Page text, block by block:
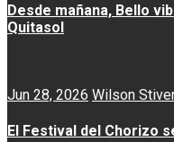
Desde mañana, Bello
Quitasol
Jun 28, 2026 Wilson
El Festival del Chorizo